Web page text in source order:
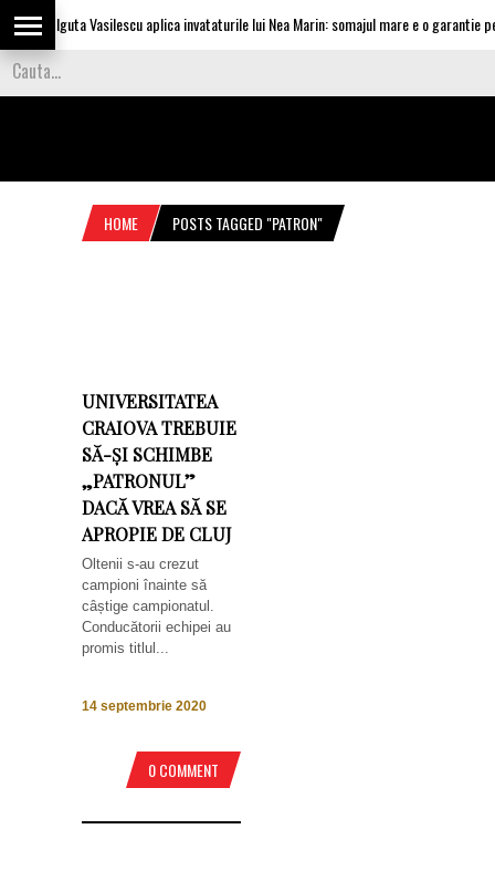
Olguta Vasilescu aplica invataturile lui Nea Marin: somajul mare e o garantie
HOME POSTS TAGGED "PATRON"
UNIVERSITATEA
CRAIOVA TREBUIE
SĂ-ȘI SCHIMBE
„PATRONUL”
DACĂ VREA SĂ SE
APROPIE DE CLUJ
Oltenii s-au crezut
campioni înainte să
câștige campionatul.
Conducătorii echipei au
promis titlul...
14 septembrie 2020
0 COMMENT